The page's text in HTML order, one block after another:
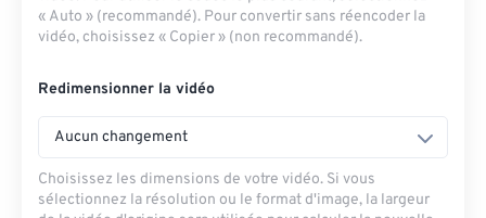
« Auto » (recommandé). Pour convertir sans réencoder la
vidéo, choisissez « Copier » (non recommandé).
Redimensionner la vidéo
Aucun changement
Choisissez les dimensions de votre vidéo. Si vous
sélectionnez la résolution ou le format d'image, la largeur